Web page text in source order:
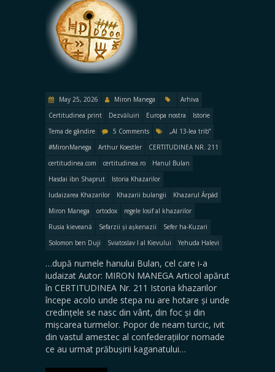
May 25, 2026 Miron Manega
Arhiva
Certitudinea print
Dezvăluiri Europa nostra
Istorie
Tema de gândire
5 Comments
„Al 13-lea trib”
#MironManega
Arthur Koestler
CERTITUDINEA NR. 211
certitudinea.com
certitudinea.ro
Hanul Bulan
Hasdai ibn Shaprut
Istoria Khazarilor
Iudaizarea Khazarilor
Khazarii bulangii
Khazarul Árpád
Miron Manega
ortodox
regele Iosif al khazarilor
Rusia kieveană
Sefarzii și așkenazii
Sefer ha-Kuzari
Solomon ben Duji
Sviatoslav I al Kievului Yehuda Halevi
…după numele hanului Bulan, cel care i-a
iudaizat Autor: MIRON MANEGA Articol apărut
în CERTITUDINEA Nr. 211 Istoria khazarilor
începe acolo unde stepa nu are hotare și unde
credințele se nasc din vânt, din foc și din
mișcarea turmelor. Popor de neam turcic, ivit
din vastul amestec al confederațiilor nomade
ce au urmat prăbușirii kaganatului…